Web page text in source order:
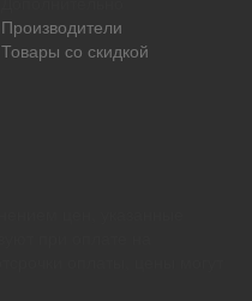
Производители
Товары со скидкой